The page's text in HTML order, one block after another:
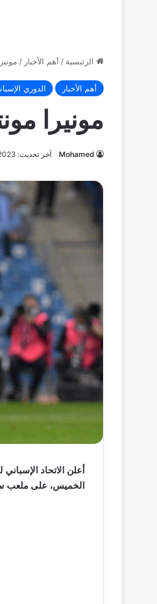
الرئيسية / أهم الأخبار /
أهم الأخبار الدوري
مونيرا
Mohamed آخر تحديث: 2023-02-27
أعلن الاتحاد
الخميس، على ملعب